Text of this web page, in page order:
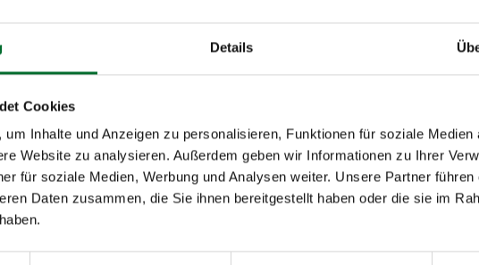
Details
Cookies
Inhalte und Anzeigen zu personalisieren, Funktionen für soziale Medien
Website zu analysieren. Außerdem geben wir Informationen zu Ihrer
für soziale Medien, Werbung und Analysen weiter. Unsere Partner
Daten zusammen, die Sie ihnen bereitgestellt haben oder die sie im